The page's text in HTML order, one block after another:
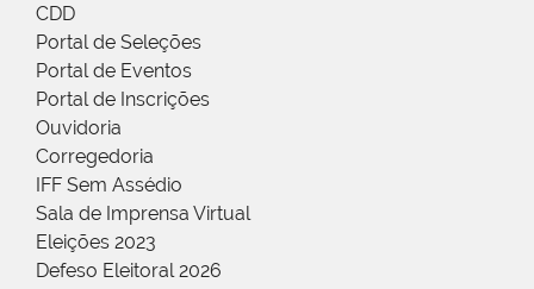
CDD
Portal de Seleções
Portal de Eventos
Portal de Inscrições
Ouvidoria
Corregedoria
IFF Sem Assédio
Sala de Imprensa Virtual
Eleições 2023
Defeso Eleitoral 2026